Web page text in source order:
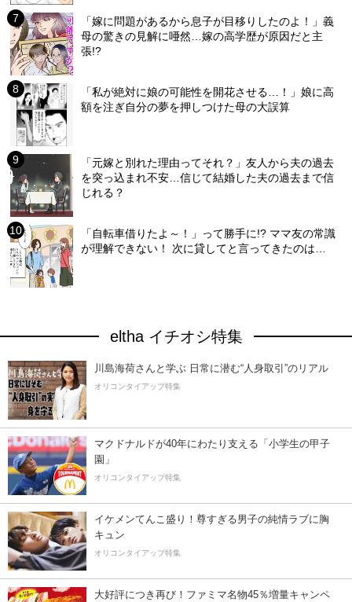
「嫁に問題があるから息子が目移りしたのよ！」義
母の驚きの見解に唖然…嫁の高学歴が原因だと主
張!?
「私が絶対に娘の可能性を開花させる…！」娘に高
額を注ぎ自分の夢を押しつけた母の大誤算
「元嫁と別れた理由ってそれ？」友人から夫の過去
を突っ込まれ不安…信じて結婚した夫の過去まで信
じれる？
「自転車借りたよ～！」って勝手に!? ママ友の常識
が理解できない！ 次に貸してと言ってきたのは…
eltha イチオシ特集
川島海荷さんと学ぶ 日常に潜む“人身取引”のリアル
オリコンタイアップ特集
マクドナルドが40年にわたり支える「小学生の甲子
園」
オリコンタイアップ特集
イケメンてんこ盛り！尊すぎる男子の純情ラブに胸
キュン
オリコンタイアップ特集
大好評につき再び！ファミマ名物45％増量キャンペ